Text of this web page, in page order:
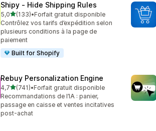
Shipy ‑ Hide Shipping Rules
5,0étoile(s) sur 5
(133)
133 avis au total
•Forfait gratuit disponible
Contrôlez vos tarifs d’expédition selon
plusieurs conditions à la page de
paiement
Built for Shopify
Rebuy Personalization Engine
4,7étoile(s) sur 5
(741)
741 avis au total
•Forfait gratuit disponible
Recommandations de l’IA : panier,
passage en caisse et ventes incitatives
post-achat